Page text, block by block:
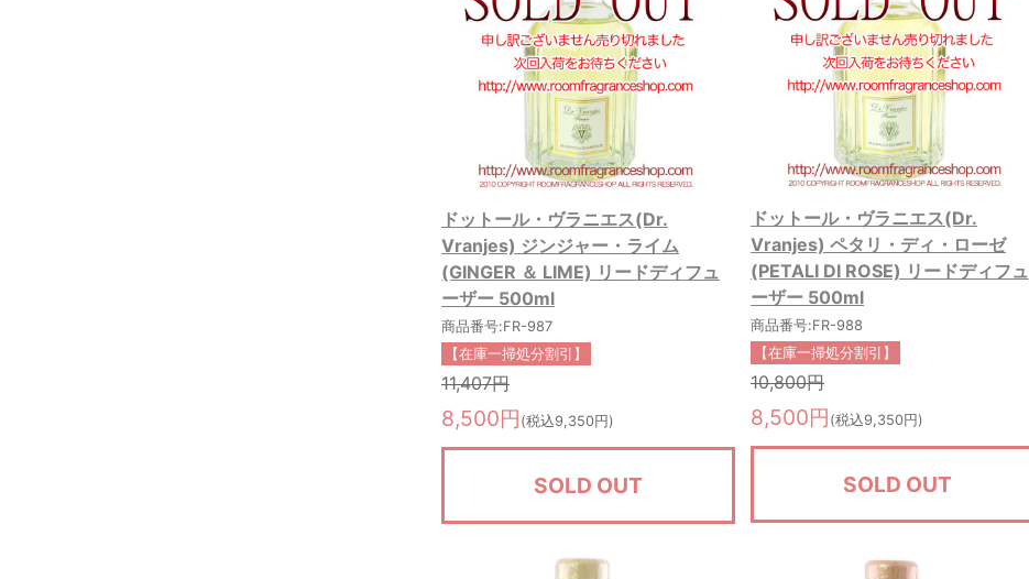
ドットール・ヴラニエス(Dr.
Vranjes) ジンジャー・ライム
(GINGER ＆ LIME) リードディフュ
ーザー 500ml
商品番号:FR-987
【在庫一掃処分割引】
11,407円
8,500円 (税込9,350円)
SOLD OUT
ドットール・ヴラニエス(Dr.
Vranjes) ペタリ・ディ・ローゼ
(PETALI DI ROSE) リードディフュ
ーザー 500ml
商品番号:FR-988
【在庫一掃処分割引】
10,800円
8,500円 (税込9,350円)
SOLD OUT